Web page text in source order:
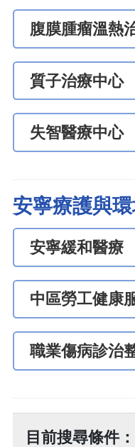
腹膜腫瘤溫熱
質子治療中心
失智醫療中心
安寧療護與
安寧緩和醫療
中區勞工健康
職業傷病診治
目前搜尋條件：